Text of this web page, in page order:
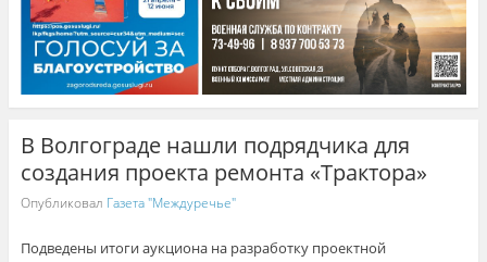
В Волгограде нашли подрядчика для
создания проекта ремонта «Трактора»
Опубликовал Газета "Междуречье"
Подведены итоги аукциона на разработку проектной